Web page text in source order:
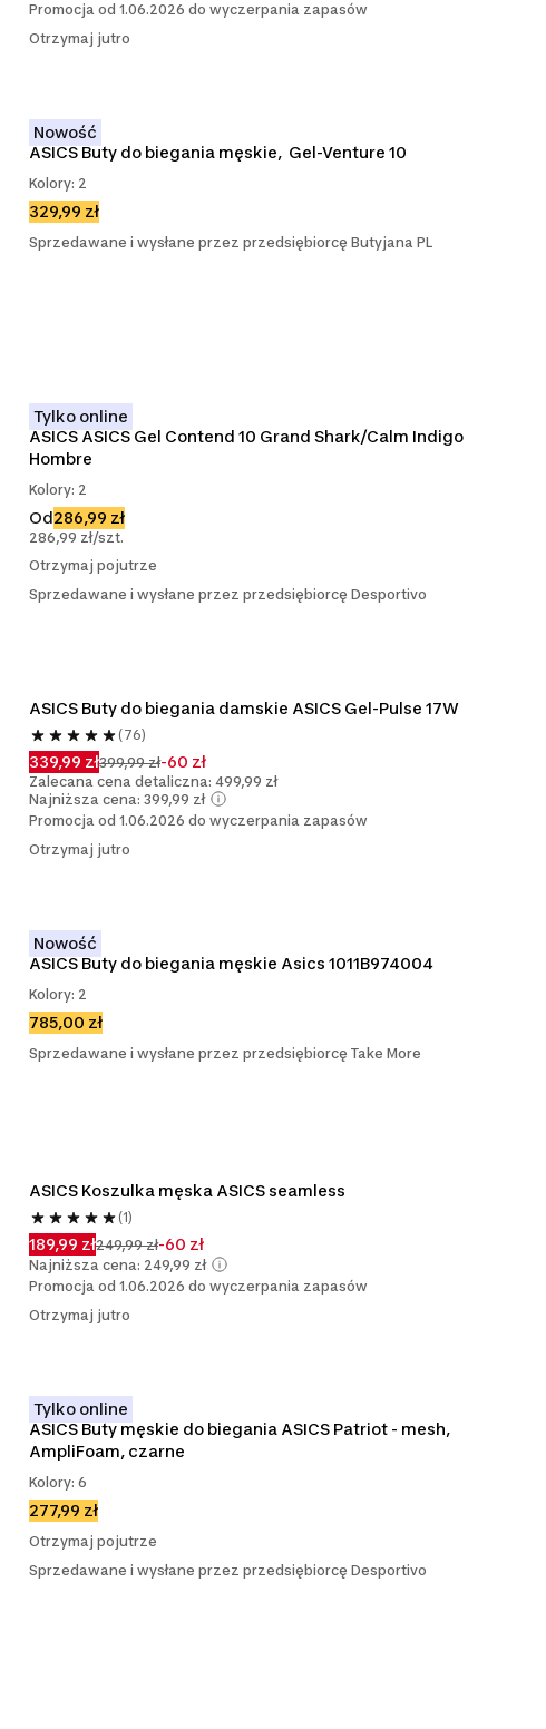
Promocja od 1.06.2026 do wyczerpania zapasów
Otrzymaj jutro
Nowość
ASICS Buty do biegania męskie,  Gel-Venture 10
Kolory: 2
329,99 zł
Sprzedawane i wysłane przez przedsiębiorcę Butyjana PL
Tylko online
ASICS ASICS Gel Contend 10 Grand Shark/Calm Indigo
Hombre
Kolory: 2
Od286,99 zł
286,99 zł/szt.
Otrzymaj pojutrze
Sprzedawane i wysłane przez przedsiębiorcę Desportivo
ASICS Buty do biegania damskie ASICS Gel-Pulse 17W
(76)
339,99 zł399,99 zł-60 zł
Zalecana cena detaliczna: 499,99 zł
Najniższa cena: 399,99 zł
Promocja od 1.06.2026 do wyczerpania zapasów
Otrzymaj jutro
Nowość
ASICS Buty do biegania męskie Asics 1011B974004
Kolory: 2
785,00 zł
Sprzedawane i wysłane przez przedsiębiorcę Take More
ASICS Koszulka męska ASICS seamless
(1)
189,99 zł249,99 zł-60 zł
Najniższa cena: 249,99 zł
Promocja od 1.06.2026 do wyczerpania zapasów
Otrzymaj jutro
Tylko online
ASICS Buty męskie do biegania ASICS Patriot - mesh,
AmpliFoam, czarne
Kolory: 6
277,99 zł
Otrzymaj pojutrze
Sprzedawane i wysłane przez przedsiębiorcę Desportivo